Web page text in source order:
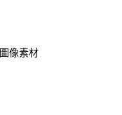
圖像素材